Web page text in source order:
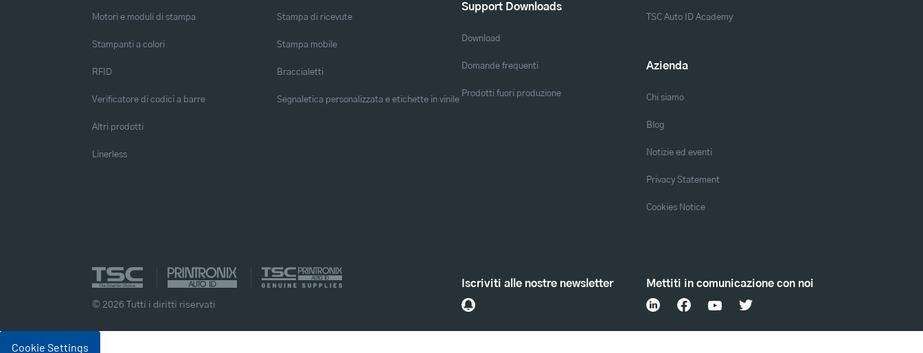
Motori e moduli di stampa
Stampanti a colori
RFID
Verificatore di codici a barre
Altri prodotti
Linerless
Stampa di ricevute
Stampa mobile
Braccialetti
Segnaletica personalizzata e etichette in vinile
Support Downloads
Download
Domande frequenti
Prodotti fuori produzione
TSC Auto ID Academy
Azienda
Chi siamo
Blog
Notizie ed eventi
Privacy Statement
Cookies Notice
Mettiti in comunicazione con noi
Iscriviti alle nostre newsletter
© 2026 Tutti i diritti riservati
Cookie Settings